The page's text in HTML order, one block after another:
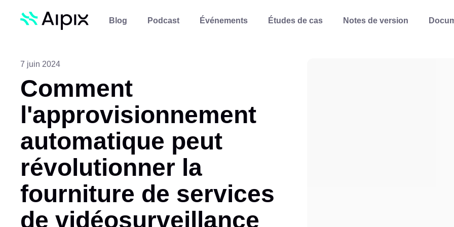
Blog Podcast Événements Études de cas Notes de version
7 juin 2024
Comment
l'approvisionnement
automatique peut
révolutionner la
fourniture de services
de vidéosurveillance